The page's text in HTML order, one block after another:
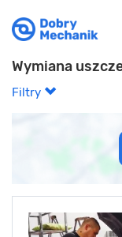
Wymiana
Filtry